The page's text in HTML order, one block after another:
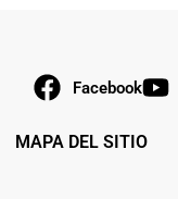
Facebook
MAPA DEL SITIO